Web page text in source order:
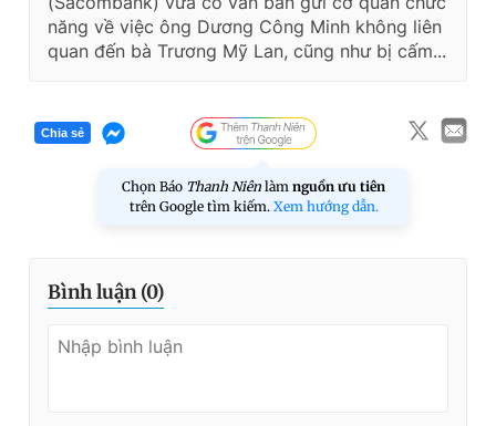
năng về việc ông Dương Công Minh không liên
quan đến bà Trương Mỹ Lan, cũng như bị cấm...
Chia sẻ
Chọn Báo Thanh Niên làm nguồn ưu tiên
trên Google tìm kiếm. Xem hướng dẫn.
Bình luận (0)